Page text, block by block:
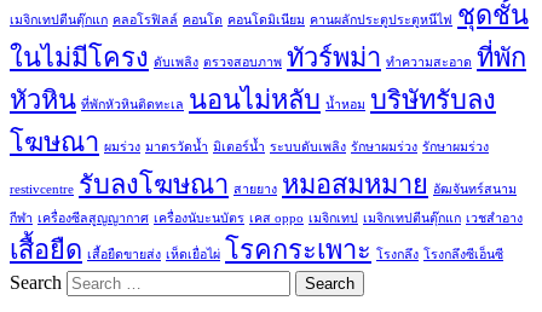
เมจิกเทปตีนตุ๊กแก คลอโรฟิลล์ คอนโด คอนโดมิเนียม คานผลักประตูประตูหนีไฟ
ชุดชั้น
ในไม่มีโครง ดับเพลิง ตรวจสอบภาพ ทัวร์พม่า ทำความสะอาด ที่พัก
หัวหิน ที่พักหัวหินติดทะเล นอนไม่หลับ น้ำหอม บริษัทรับลง
โฆษณา ผมร่วง มาตรวัดน้ำ มิเตอร์น้ำ ระบบดับเพลิง รักษาผมร่วง รักษาผมร่วง
restivcentre รับลงโฆษณา สายยาง หมอสมหมาย อัฒจันทร์สนาม
กีฬา เครื่องซีลสูญญากาศ เครื่องนับะนบัตร เคส oppo เมจิกเทป เมจิกเทปตีนตุ๊กแก เวชสำอาง
เสื้อยืด เสื้อยืดขายส่ง เห็ดเยื่อไผ่ โรคกระเพาะ โรงกลึง โรงกลึงซีเอ็นซี
Search